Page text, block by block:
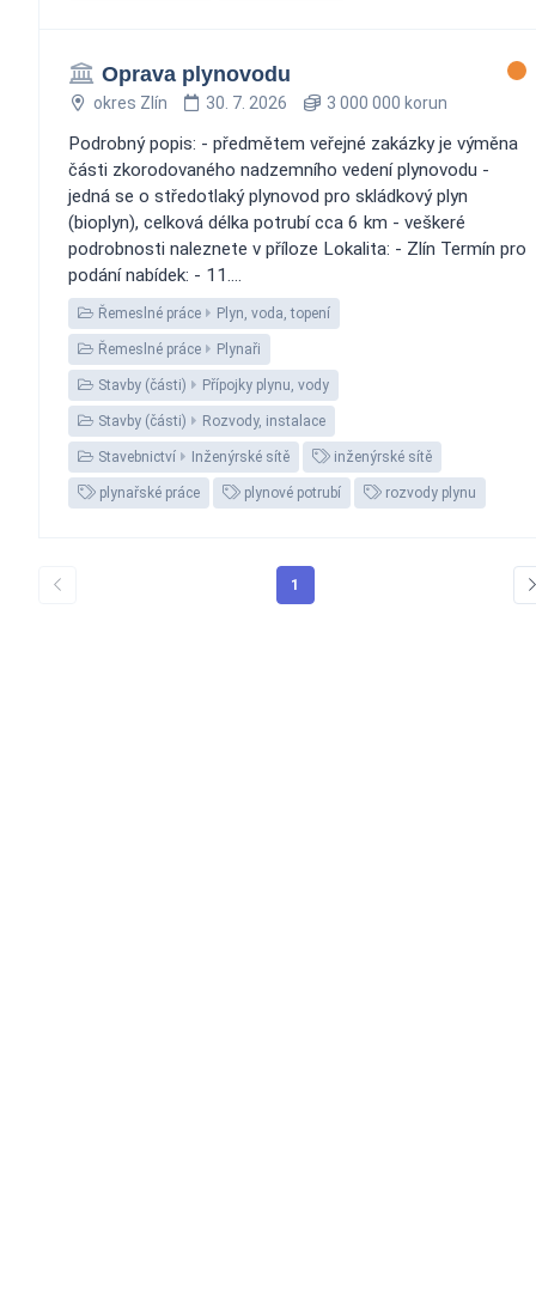
Oprava plynovodu
okres Zlín 30. 7. 2026 3 000 000 korun
Podrobný popis: - předmětem veřejné zakázky je výměna
části zkorodovaného nadzemního vedení plynovodu -
jedná se o středotlaký plynovod pro skládkový plyn
(bioplyn), celková délka potrubí cca 6 km - veškeré
podrobnosti naleznete v příloze Lokalita: - Zlín Termín pro
podání nabídek: - 11....
Řemeslné práce Plyn, voda, topení
Řemeslné práce Plynaři
Stavby (části) Přípojky plynu, vody
Stavby (části) Rozvody, instalace
Stavebnictví Inženýrské sítě inženýrské sítě
plynařské práce plynové potrubí rozvody plynu
1